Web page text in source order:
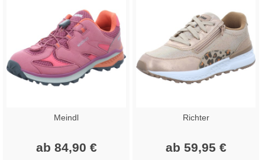
Meindl
ab 84,90 €
Richter
ab 59,95 €